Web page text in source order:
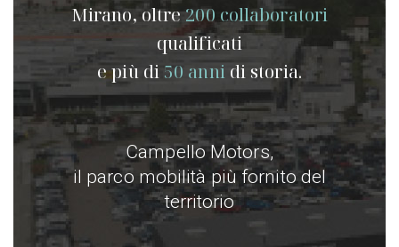
Mirano, oltre200 collaboratori
qualificati
e più di 50 annidi storia.
Campello Motors,
il parco mobilità più fornito del
territorio